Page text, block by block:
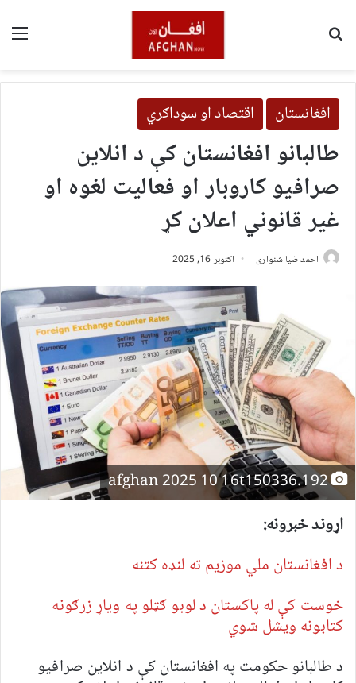
افغانستان اقتصاد او سوداګري
طالبانو افغانستان کې د انلاین
صرافیو کاروبار او فعالیت لغوه او
غیر قانوني اعلان کړ
احمد ضیا شنواری اکتوبر 16, 2025
afghan 2025 10 16t150336.192
اړوند خبرونه:
د افغانستان ملي موزیم ته لنډه کتنه
خوست کې له پاکستان د لوبو ګټلو په ویاړ زرګونه
کتابونه ویشل شوي
د طالبانو حکومت په افغانستان کې د انلاین صرافیو